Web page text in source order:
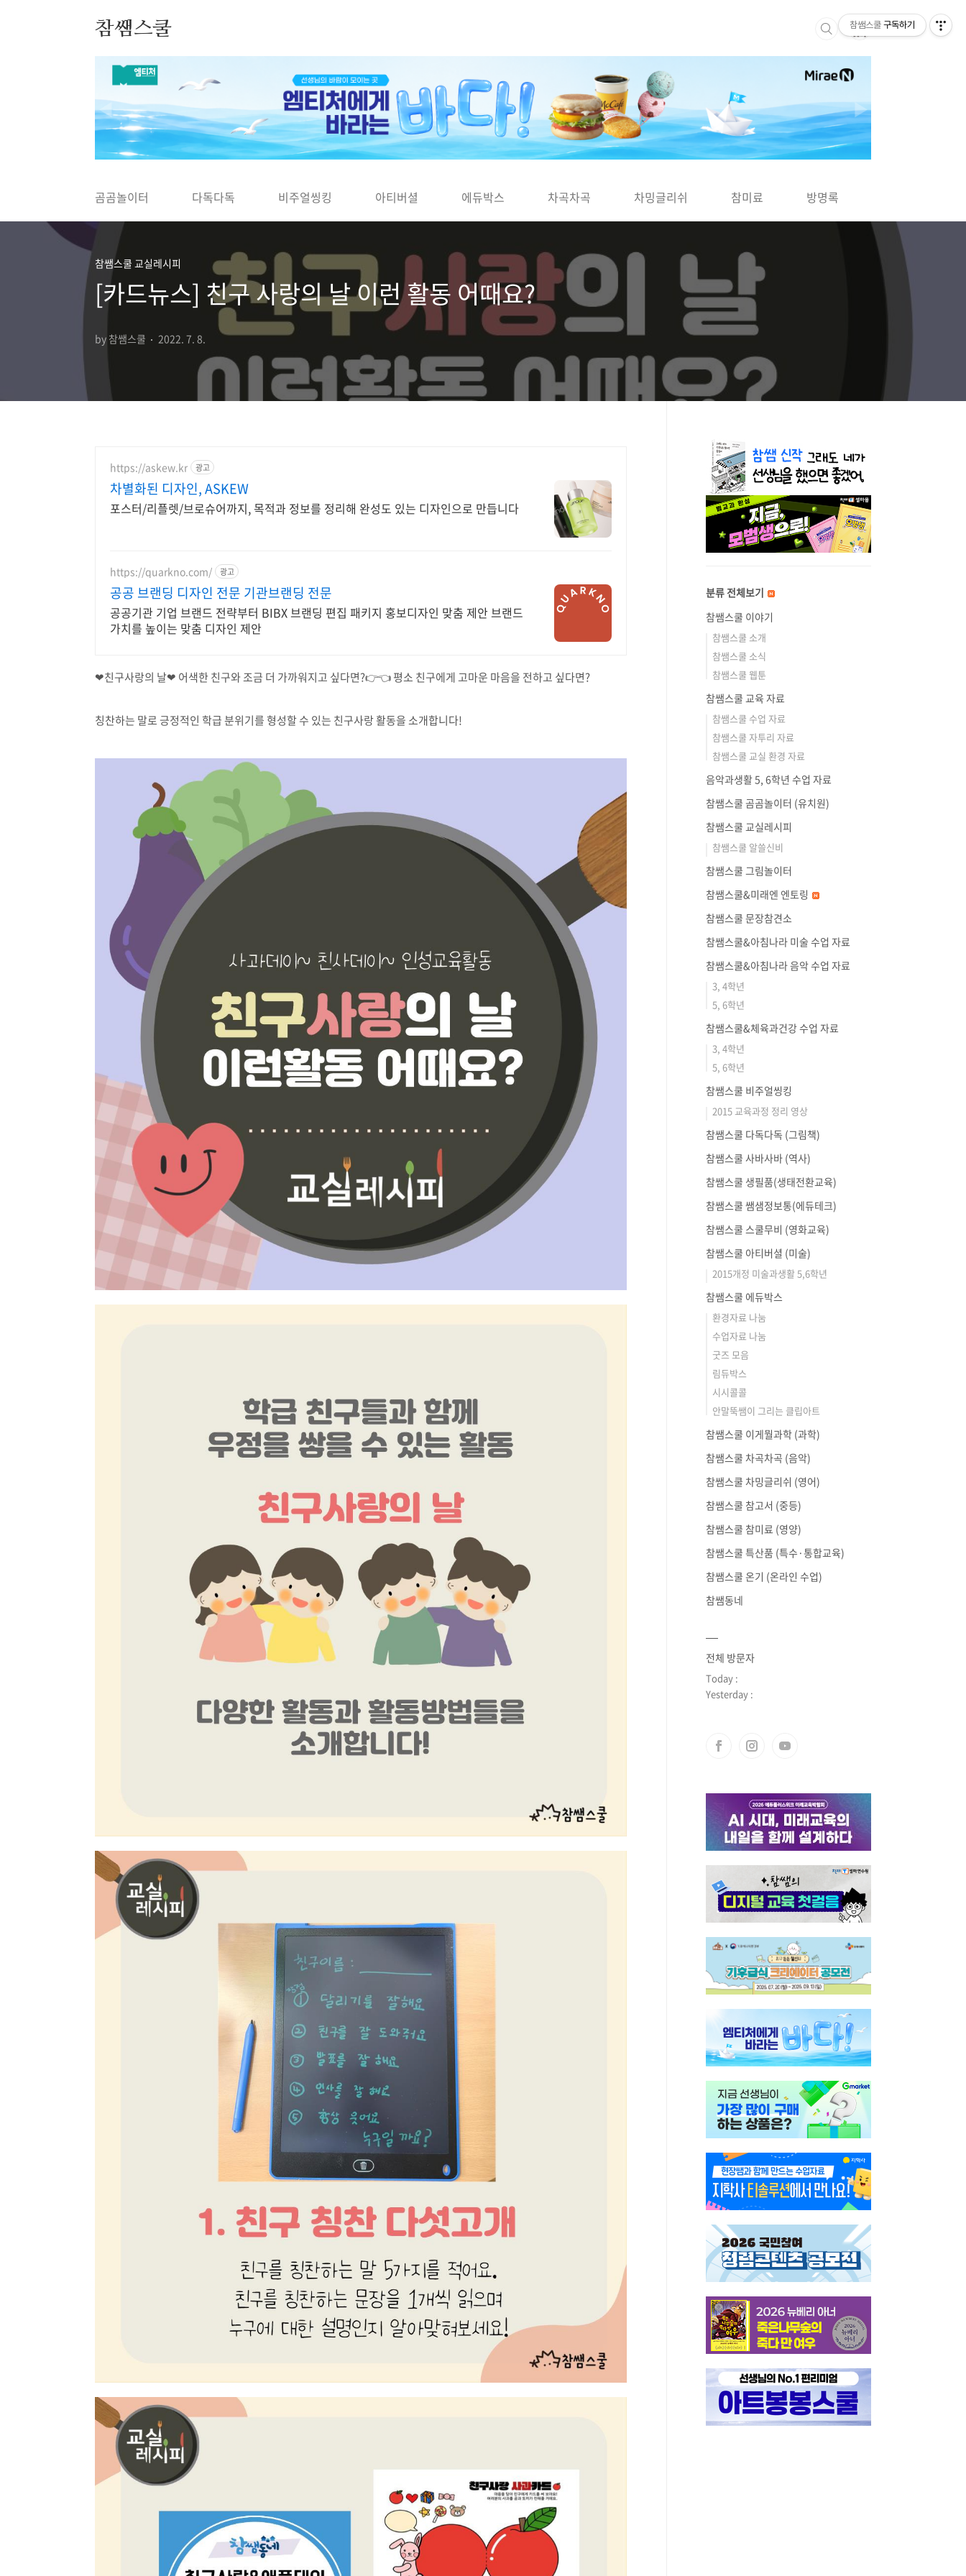
참쌤스쿨
◀ ▶
곰곰놀이터 다독다독 비주얼씽킹 아티버셜 에듀박스 차곡차곡 차밍글리쉬 참미료 방명록
참쌤스쿨 교실레시피
[카드뉴스] 친구 사랑의 날 이런 활동 어때요?
by 참쌤스쿨 2022. 7. 8.
https://askew.kr 광고
차별화된 디자인, ASKEW
포스터/리플렛/브로슈어까지, 목적과 정보를 정리해 완성도 있는 디자인으로 만듭니다
https://quarkno.com/ 광고
공공 브랜딩 디자인 전문 기관브랜딩 전문
공공기관 기업 브랜드 전략부터 BIBX 브랜딩 편집 패키지 홍보디자인 맞춤 제안 브랜드
가치를 높이는 맞춤 디자인 제안
❤친구사랑의 날❤ 어색한 친구와 조금 더 가까워지고 싶다면?👉👈 평소 친구에게 고마운 마음을 전하고 싶다면?
칭찬하는 말로 긍정적인 학급 분위기를 형성할 수 있는 친구사랑 활동을 소개합니다!
분류 전체보기
참쌤스쿨 이야기
참쌤스쿨 소개
참쌤스쿨 소식
참쌤스쿨 웹툰
참쌤스쿨 교육 자료
참쌤스쿨 수업 자료
참쌤스쿨 자투리 자료
참쌤스쿨 교실 환경 자료
음악과생활 5, 6학년 수업 자료
참쌤스쿨 곰곰놀이터 (유치원)
참쌤스쿨 교실레시피
참쌤스쿨 알쓸신비
참쌤스쿨 그림놀이터
참쌤스쿨&미래엔 엔토링
참쌤스쿨 문장참견소
참쌤스쿨&아침나라 미술 수업 자료
참쌤스쿨&아침나라 음악 수업 자료
3, 4학년
5, 6학년
참쌤스쿨&체육과건강 수업 자료
3, 4학년
5, 6학년
참쌤스쿨 비주얼씽킹
2015 교육과정 정리 영상
참쌤스쿨 다독다독 (그림책)
참쌤스쿨 사바사바 (역사)
참쌤스쿨 생필품(생태전환교육)
참쌤스쿨 쌤샘정보통(에듀테크)
참쌤스쿨 스쿨무비 (영화교육)
참쌤스쿨 아티버셜 (미술)
2015개정 미술과생활 5,6학년
참쌤스쿨 에듀박스
환경자료 나눔
수업자료 나눔
굿즈 모음
림듀박스
시시콜콜
안말뚝쌤이 그리는 클립아트
참쌤스쿨 이게뭘과학 (과학)
참쌤스쿨 차곡차곡 (음악)
참쌤스쿨 차밍글리쉬 (영어)
참쌤스쿨 참고서 (중등)
참쌤스쿨 참미료 (영양)
참쌤스쿨 특산품 (특수·통합교육)
참쌤스쿨 온기 (온라인 수업)
참쌤동네
전체 방문자
Today :
Yesterday :
참쌤스쿨 구독하기